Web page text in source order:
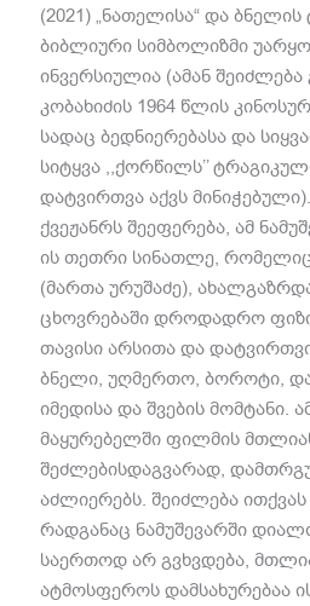
(2021) „ნათელისა“და
ბიბლიური სიმბოლიზმი
ინვერსიულია (ამან
კობახიძის 1964 წლის
სადაც ბედნიერებასა და
სიტყვა ,,ქორწილს’’
დატვირთვა აქვს მინიჭებული
ქვეჟანრს შეეფერება,ამ
ის თეთრი სინათლე,
(მართა ურუშაძე),
ცხოვრებაში დროდადრო
თავისი არსითა და
ბნელი,უღმერთო,ბოროტი,
იმედისა და შვების მომტანი.
მაყურებელში ფილმის
შეძლებისდაგვარად,
აძლიერებს.შეიძლება
რადგანაც ნამუშევარში
საერთოდ არ გვხვდება,
ატმოსფეროს დამსახურებაა